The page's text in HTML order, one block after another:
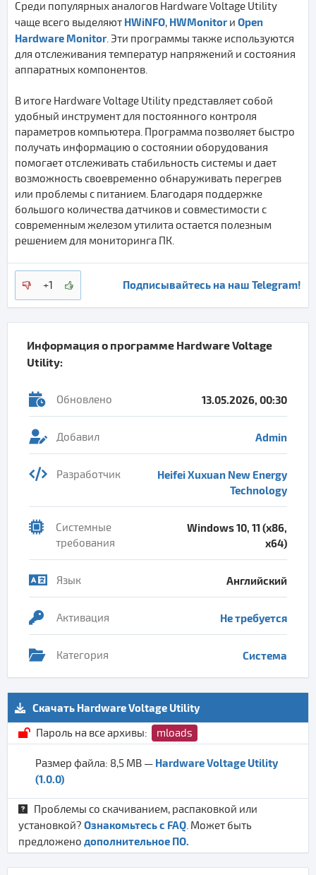
Среди популярных аналогов Hardware Voltage Utility
чаще всего выделяют HWiNFO, HWMonitorи Open
Hardware Monitor. Эти программы также используются
для отслеживания температур напряжений и состояния
аппаратных компонентов.
В итоге Hardware Voltage Utility представляет собой
удобный инструмент для постоянного контроля
параметров компьютера. Программа позволяет быстро
получать информацию о состоянии оборудования
помогает отслеживать стабильность системы и дает
возможность своевременно обнаруживать перегрев
или проблемы с питанием. Благодаря поддержке
большого количества датчиков и совместимости с
современным железом утилита остается полезным
решением для мониторинга ПК.
+1 Подписывайтесь на наш Telegram!
Информация о программе Hardware Voltage
Utility:
Обновлено 13.05.2026, 00:30
Добавил Admin
Разработчик
Heifei Xuxuan New Energy
Technology
Системные
требования
Windows 10, 11 (x86,
x64)
Язык Английский
Активация Не требуется
Категория Система
Скачать Hardware Voltage Utility
Пароль на все архивы:
mloads
Размер файла: 8,5 MB — Hardware Voltage Utility
(1.0.0)
Проблемы со скачиванием, распаковкой или
установкой? Ознакомьтесь с FAQ. Может быть
предложено дополнительное ПО.